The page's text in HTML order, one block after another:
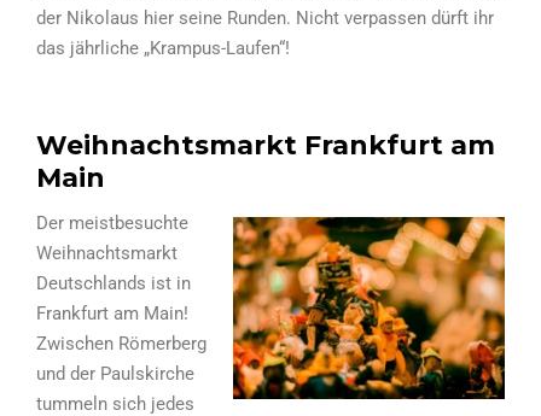
der Nikolaus hier seine Runden. Nicht verpassen dürft ihr
das jährliche „Krampus-Laufen“!
Weihnachtsmarkt Frankfurt am
Main
Der meistbesuchte
Weihnachtsmarkt
Deutschlands ist in
Frankfurt am Main!
Zwischen Römerberg
und der Paulskirche
tummeln sich jedes